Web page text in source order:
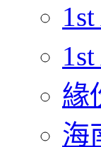
緣
海